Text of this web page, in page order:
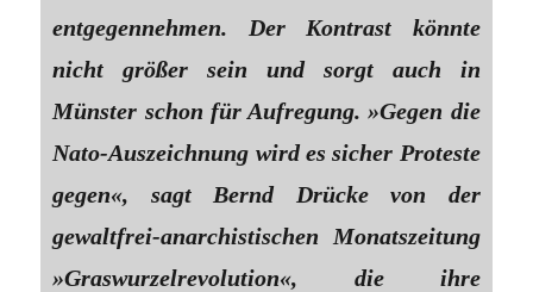
entgegennehmen. Der Kontrast könnte
nicht größer sein und sorgt auch in
Münster schon für Aufregung. »Gegen die
Nato-Auszeichnung wird es sicher Proteste
gegen«, sagt Bernd Drücke von der
gewaltfrei-anarchistischen Monatszeitung
»Graswurzelrevolution«, die ihre